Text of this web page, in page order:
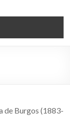
de Burgos (1883-